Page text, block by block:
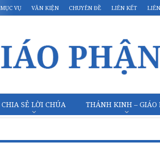
MỤC VỤ VĂN KIỆN CHUYÊN ĐỀ LIÊN KẾT
CHIA SẺ LỜI CHÚA THÁNH KINH – GIÁO